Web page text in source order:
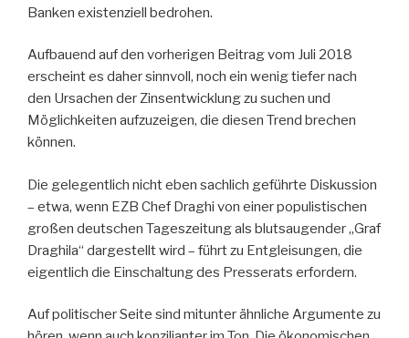
Banken existenziell bedrohen.
Aufbauend auf den vorherigen Beitrag vom Juli 2018
erscheint es daher sinnvoll, noch ein wenig tiefer nach
den Ursachen der Zinsentwicklung zu suchen und
Möglichkeiten aufzuzeigen, die diesen Trend brechen
können.
Die gelegentlich nicht eben sachlich geführte Diskussion
– etwa, wenn EZB Chef Draghi von einer populistischen
großen deutschen Tageszeitung als blutsaugender „Graf
Draghila“ dargestellt wird – führt zu Entgleisungen, die
eigentlich die Einschaltung des Presserats erfordern.
Auf politischer Seite sind mitunter ähnliche Argumente zu